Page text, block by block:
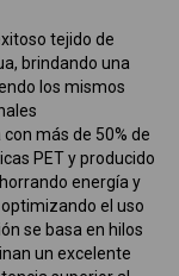
tejido de
brindando una
los mismos
más de 50% de
PET y producido
energía y
el uso
se basa en hilos
un excelente